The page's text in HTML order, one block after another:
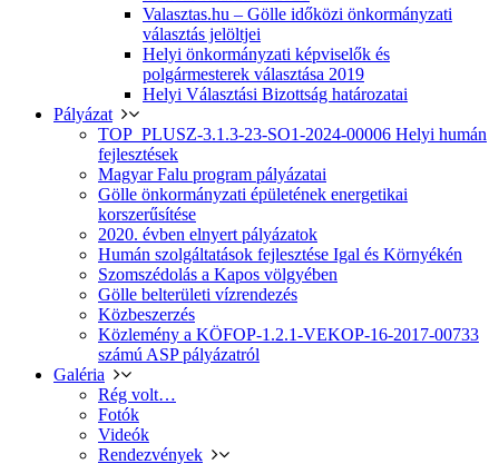
Valasztas.hu – Gölle időközi önkormányzati
választás jelöltjei
Helyi önkormányzati képviselők és
polgármesterek választása 2019
Helyi Választási Bizottság határozatai
Pályázat
TOP_PLUSZ-3.1.3-23-SO1-2024-00006 Helyi humán
fejlesztések
Magyar Falu program pályázatai
Gölle önkormányzati épületének energetikai
korszerűsítése
2020. évben elnyert pályázatok
Humán szolgáltatások fejlesztése Igal és Környékén
Szomszédolás a Kapos völgyében
Gölle belterületi vízrendezés
Közbeszerzés
Közlemény a KÖFOP-1.2.1-VEKOP-16-2017-00733
számú ASP pályázatról
Galéria
Rég volt…
Fotók
Videók
Rendezvények